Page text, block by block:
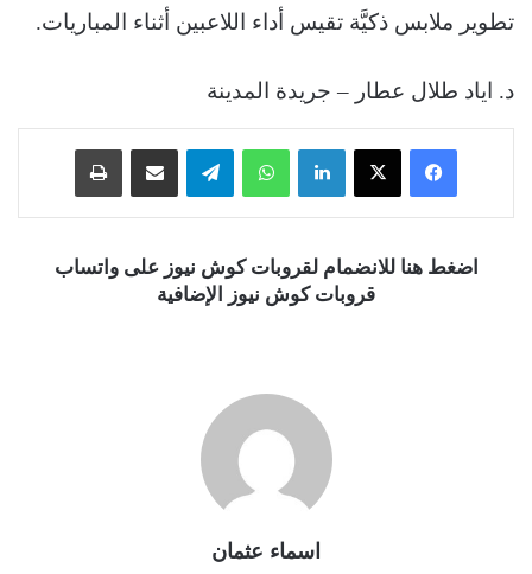
تطوير ملابس ذكيَّة تقيس أداء اللاعبين أثناء المباريات.
د. اياد طلال عطار – جريدة المدينة
فيسبوك ‫X لينكدإن واتساب تيلقرام
اضغط هنا للانضمام لقروبات كوش نيوز على واتساب
قروبات كوش نيوز الإضافية
اسماء عثمان